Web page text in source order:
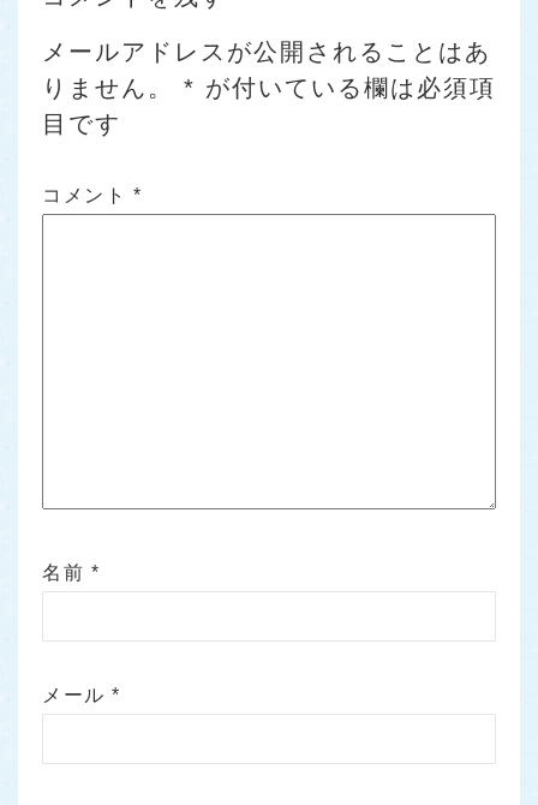
メールアドレスが公開されることはあ
りません。
* が付いている欄は必須項
目です
コメント *
名前 *
メール*